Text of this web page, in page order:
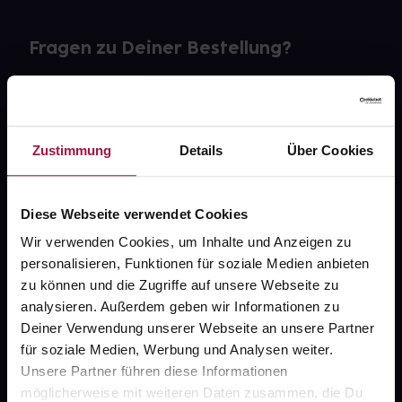
Zustimmung Details Über Cookies
Diese Webseite verwendet Cookies
Wir verwenden Cookies, um Inhalte und Anzeigen zu
personalisieren, Funktionen für soziale Medien anbieten
zu können und die Zugriffe auf unsere Webseite zu
analysieren. Außerdem geben wir Informationen zu
Deiner Verwendung unserer Webseite an unsere Partner
für soziale Medien, Werbung und Analysen weiter.
Unsere Partner führen diese Informationen
möglicherweise mit weiteren Daten zusammen, die Du
Fragen zu Deiner Bestellung?
gesund.de
Über uns
Karriere
Newsletter